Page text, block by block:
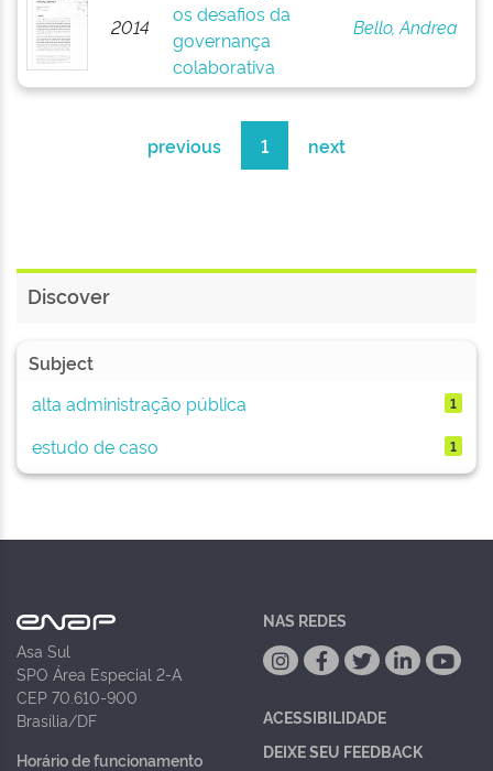
2014
os desafios da
governança
colaborativa
Bello, Andrea
previous 1 next
Discover
Subject
alta administração pública
1
estudo de caso 1
Asa Sul
SPO Área Especial 2-A
CEP 70.610-900
Brasília/DF
Horário de funcionamento
NAS REDES
ACESSIBILIDADE
DEIXE SEU FEEDBACK